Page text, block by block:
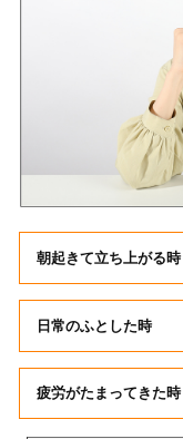
朝起きて立ち上がる時
日常のふとした時
疲労がたまってきた時